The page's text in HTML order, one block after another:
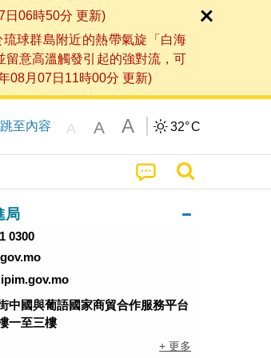
日06時50分 更新)
球群島附近的熱帶氣旋「白海
意高溫觸發引起的強對流，可
08月07日11時00分 更新)
跳至內容 A A A 32°C
局
0300
中國與葡語國家商貿合作服務平台
一至三樓
+ 更多